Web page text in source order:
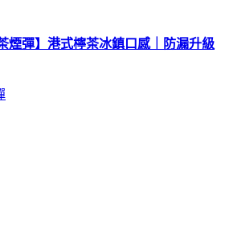
煙彈】港式檸茶冰鎮口感｜防漏升級